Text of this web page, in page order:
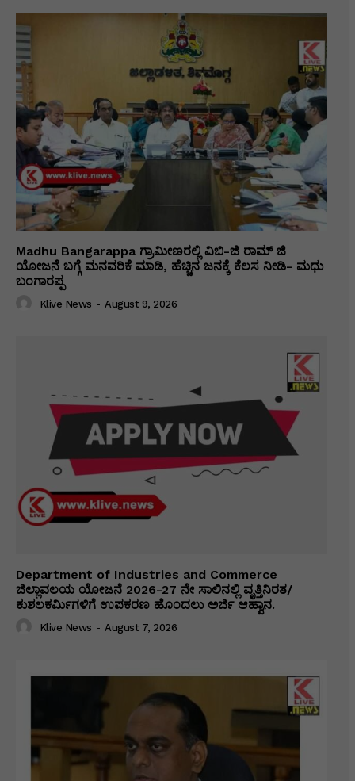
Madhu Bangarappa ಗ್ರಾಮೀಣರಲ್ಲಿ ವಿಬಿ-ಜಿ ರಾಮ್ ಜಿ
ಯೋಜನೆ ಬಗ್ಗೆ ಮನವರಿಕೆ ಮಾಡಿ, ಹೆಚ್ಚಿನ ಜನಕ್ಕೆ ಕೆಲಸ ನೀಡಿ- ಮಧು
ಬಂಗಾರಪ್ಪ
Klive News - August 9, 2026
Department of Industries and Commerce
ಜಿಲ್ಲಾವಲಯ ಯೋಜನೆ 2026-27 ನೇ ಸಾಲಿನಲ್ಲಿ ವೃತ್ತಿನಿರತ/
ಕುಶಲಕರ್ಮಿಗಳಿಗೆ ಉಪಕರಣ ಹೊಂದಲು ಅರ್ಜಿ ಆಹ್ವಾನ.
Klive News - August 7, 2026